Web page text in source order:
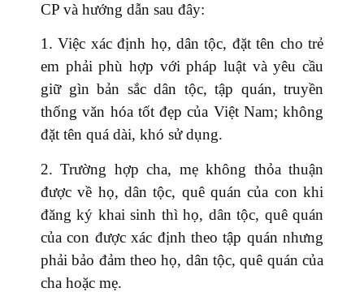
CP và hướng dẫn sau đây:
1. Việc xác định họ, dân tộc, đặt tên cho trẻ
em phải phù hợp với pháp luật và yêu cầu
giữ gìn bản sắc dân tộc, tập quán, truyền
thống văn hóa tốt đẹp của Việt Nam; không
đặt tên quá dài, khó sử dụng.
2. Trường hợp cha, mẹ không thỏa thuận
được về họ, dân tộc, quê quán của con khi
đăng ký khai sinh thì họ, dân tộc, quê quán
của con được xác định theo tập quán nhưng
phải bảo đảm theo họ, dân tộc, quê quán của
cha hoặc mẹ.